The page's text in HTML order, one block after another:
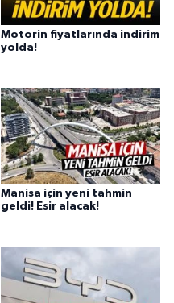
Motorin fiyatlarında indirim
yolda!
Manisa için yeni tahmin
geldi! Esir alacak!